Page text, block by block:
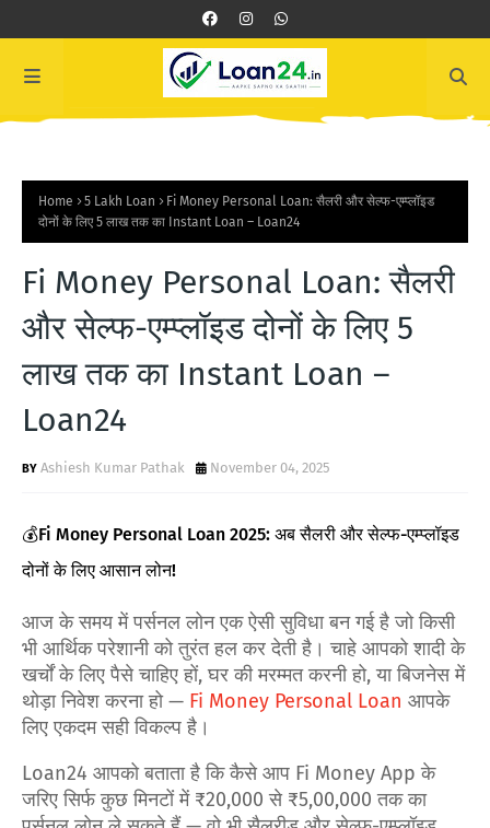
Home 5 Lakh Loan
Fi Money Personal Loan: सैलरी और सेल्फ-एम्प्लॉइड
दोनों के लिए 5 लाख तक का Instant Loan – Loan24
Fi Money Personal Loan: सैलरी
और सेल्फ-एम्प्लॉइड दोनों के लिए 5
लाख तक का Instant Loan –
Loan24
Ashiesh Kumar Pathak November 04, 2025
💰Fi Money Personal Loan 2025: अब सैलरी और सेल्फ-एम्प्लॉइड
दोनों के लिए आसान लोन!
आज के समय में पर्सनल लोन एक ऐसी सुविधा बन गई है जो किसी
भी आर्थिक परेशानी को तुरंत हल कर देती है। चाहे आपको शादी के
खर्चों के लिए पैसे चाहिए हों, घर की मरम्मत करनी हो, या बिजनेस में
थोड़ा निवेश करना हो — Fi Money Personal Loan आपके
लिए एकदम सही विकल्प है।
Loan24 आपको बताता है कि कैसे आप Fi Money App के
जरिए सिर्फ कुछ मिनटों में ₹20,000 से ₹5,00,000 तक का